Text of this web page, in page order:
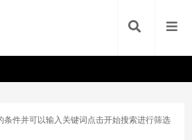
条件并可以输入关键词点击开始搜索进行筛选